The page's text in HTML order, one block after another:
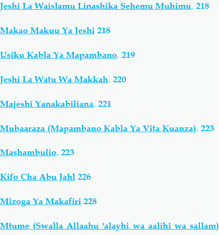
Jeshi La Waislamu Linashika Sehemu Muhimu. 218
Makao Makuu Ya Jeshi 218
Usiku Kabla Ya Mapambano. 219
Jeshi La Watu Wa Makkah. 220
Majeshi Yanakabiliana. 221
Mubaaraza (Mapambano Kabla Ya Vita Kuanza). 223
Mashambulio. 223
Kifo Cha Abu Jahl 226
Mizoga Ya Makafiri 228
Mtume (Swalla Allaahu 'alayhi wa aalihi wa sallam)